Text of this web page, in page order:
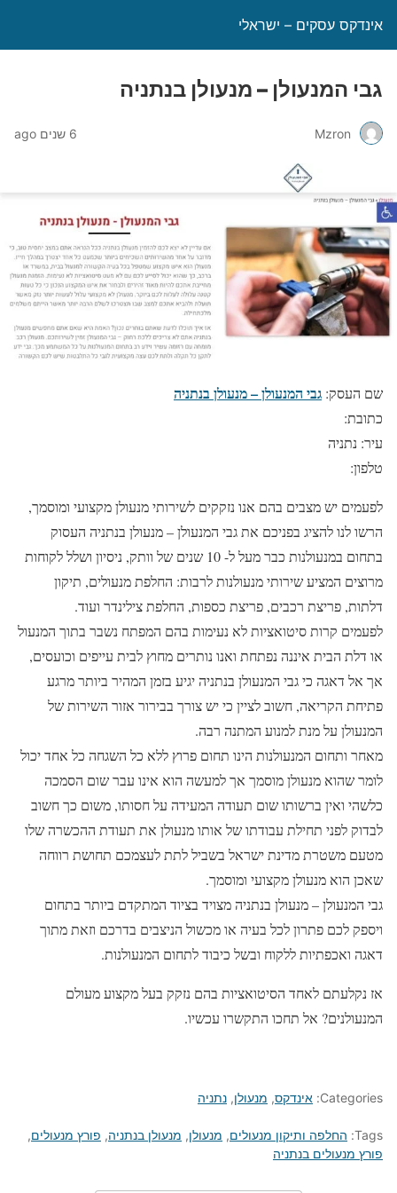
אינדקס עסקים – ישראלי
גבי המנעולן – מנעולן בנתניה
Mzron 6 שנים ago
שם העסק: גבי המנעולן – מנעולן בנתניה
כתובת:
עיר: נתניה
טלפון:
לפעמים יש מצבים בהם אנו נזקקים לשירותי מנעולן מקצועי ומוסמך,
הרשו לנו להציג בפניכם את גבי המנעולן – מנעולן בנתניה העסוק
בתחום במנעולנות כבר מעל ל- 10 שנים של וותק, ניסיון ושלל לקוחות
מרוצים המציע שירותי מנעולנות לרבות: החלפת מנעולים, תיקון
דלתות, פריצת רכבים, פריצת כספות, החלפת צילינדר ועוד.
לפעמים קרות סיטואציות לא נעימות בהם המפתח נשבר בתוך המנעול
או דלת הבית איננה נפתחת ואנו נותרים מחוץ לבית עייפים וכועסים,
אך אל דאגה כי גבי המנעולן בנתניה יגיע בזמן המהיר ביותר מרגע
פתיחת הקריאה, חשוב לציין כי יש צורך בבירור אזור השירות של
המנעולן על מנת למנוע המתנה רבה.
מאחר ותחום המנעולנות הינו תחום פרוץ ללא כל השגחה כל אחד יכול
לומר שהוא מנעולן מוסמך אך למעשה הוא אינו עבר שום הסמכה
כלשהי ואין ברשותו שום תעודה המעידה על חסותו, משום כך חשוב
לבדוק לפני תחילת עבודתו של אותו מנעולן את תעודת ההכשרה שלו
מטעם משטרת מדינת ישראל בשביל לתת לעצמכם תחושת רווחה
שאכן הוא מנעולן מקצועי ומוסמך.
גבי המנעולן – מנעולן בנתניה מצויד בציוד המתקדם ביותר בתחום
ויספק לכם פתרון לכל בעיה או מכשול הניצבים בדרכם וזאת מתוך
דאגה ואכפתיות ללקוח ובשל כיבוד לתחום המנעולנות.
אז נקלעתם לאחד הסיטואציות בהם נזקק בעל מקצוע מעולם
המנעולנים? אל תחכו התקשרו עכשיו.
Categories: אינדקס, מנעולן, נתניה
Tags: החלפה ותיקון מנעולים, מנעולן, מנעולן בנתניה, פורץ מנעולים,
פורץ מנעולים בנתניה